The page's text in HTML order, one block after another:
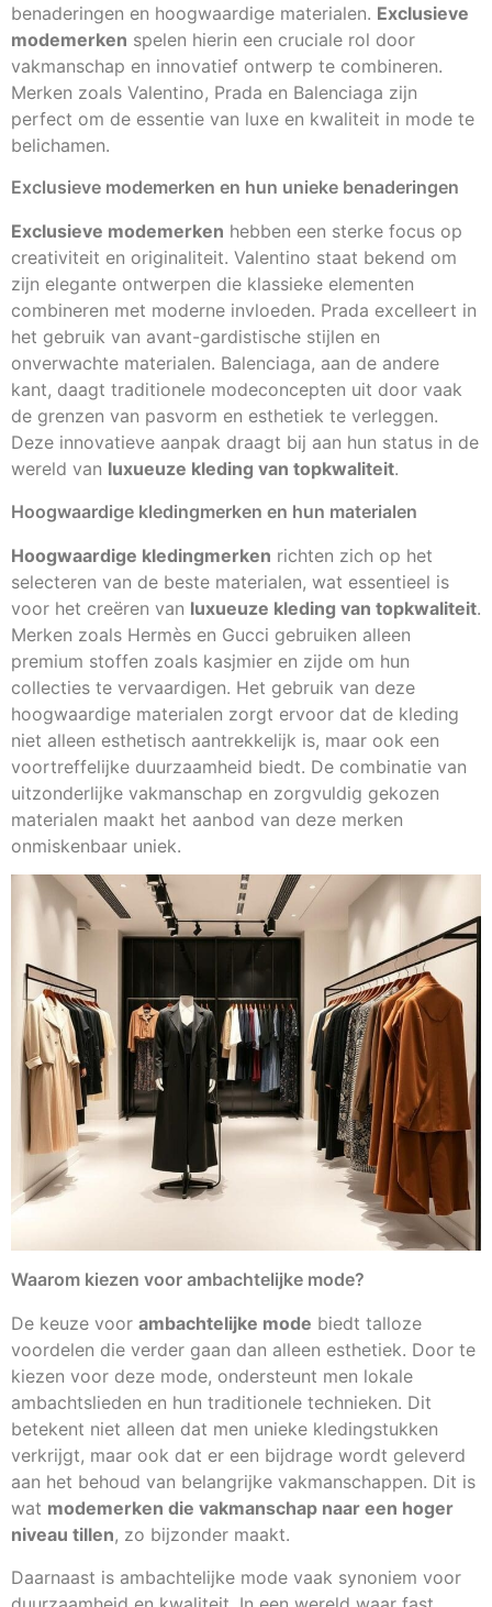
benaderingen en hoogwaardige materialen. Exclusieve
modemerken spelen hierin een cruciale rol door
vakmanschap en innovatief ontwerp te combineren.
Merken zoals Valentino, Prada en Balenciaga zijn
perfect om de essentie van luxe en kwaliteit in mode te
belichamen.
Exclusieve modemerken en hun unieke benaderingen
Exclusieve modemerken hebben een sterke focus op
creativiteit en originaliteit. Valentino staat bekend om
zijn elegante ontwerpen die klassieke elementen
combineren met moderne invloeden. Prada excelleert in
het gebruik van avant-gardistische stijlen en
onverwachte materialen. Balenciaga, aan de andere
kant, daagt traditionele modeconcepten uit door vaak
de grenzen van pasvorm en esthetiek te verleggen.
Deze innovatieve aanpak draagt bij aan hun status in de
wereld van luxueuze kleding van topkwaliteit.
Hoogwaardige kledingmerken en hun materialen
Hoogwaardige kledingmerken richten zich op het
selecteren van de beste materialen, wat essentieel is
voor het creëren van luxueuze kleding van topkwaliteit.
Merken zoals Hermès en Gucci gebruiken alleen
premium stoffen zoals kasjmier en zijde om hun
collecties te vervaardigen. Het gebruik van deze
hoogwaardige materialen zorgt ervoor dat de kleding
niet alleen esthetisch aantrekkelijk is, maar ook een
voortreffelijke duurzaamheid biedt. De combinatie van
uitzonderlijke vakmanschap en zorgvuldig gekozen
materialen maakt het aanbod van deze merken
onmiskenbaar uniek.
Waarom kiezen voor ambachtelijke mode?
De keuze voor ambachtelijke mode biedt talloze
voordelen die verder gaan dan alleen esthetiek. Door te
kiezen voor deze mode, ondersteunt men lokale
ambachtslieden en hun traditionele technieken. Dit
betekent niet alleen dat men unieke kledingstukken
verkrijgt, maar ook dat er een bijdrage wordt geleverd
aan het behoud van belangrijke vakmanschappen. Dit is
wat modemerken die vakmanschap naar een hoger
niveau tillen, zo bijzonder maakt.
Daarnaast is ambachtelijke mode vaak synoniem voor